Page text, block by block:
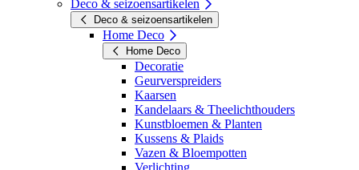
Deco & seizoensartikelen
Deco & seizoensartikelen
Home Deco
Home Deco
Decoratie
Geurverspreiders
Kaarsen
Kandelaars & Theelichthouders
Kunstbloemen & Planten
Kussens & Plaids
Vazen & Bloempotten
Verlichting